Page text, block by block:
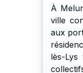
À
ville
aux
lès-Lys